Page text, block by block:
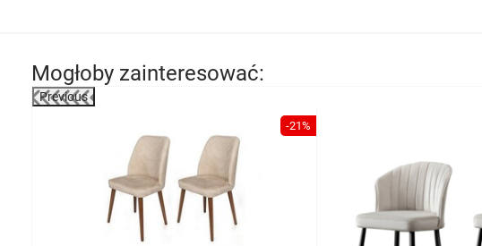
Mogłoby zainteresować:
Previous
-21%